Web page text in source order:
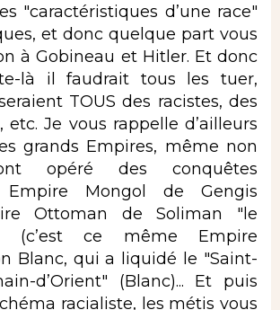
"caractéristiques d’une race"
et donc quelque part vous
à Gobineau et Hitler. Et donc
là il faudrait tous les tuer,
TOUS des racistes, des
etc. Je vous rappelle d’ailleurs
grands Empires, même non
opéré des conquêtes
Empire Mongol de Gengis
Ottoman de Soliman "le
(c’est ce même Empire
Blanc, qui a liquidé le "Saint-
d’Orient" (Blanc)... Et puis
racialiste, les métis vous